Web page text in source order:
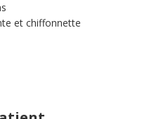
et chiffonnette